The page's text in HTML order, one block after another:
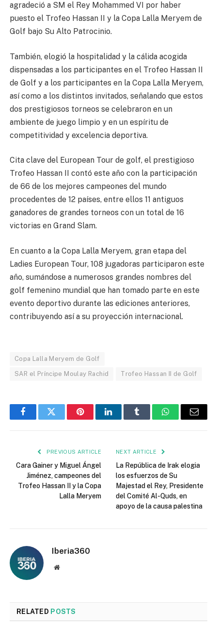
agradeció a SM el Rey Mohammed VI por haber
puesto el Trofeo Hassan II y la Copa Lalla Meryem de
Golf bajo Su Alto Patrocinio.
También, elogió la hospitalidad y la cálida acogida
dispensadas a los participantes en el Trofeo Hassan II
de Golf y a los participantes en la Copa Lalla Meryem,
así como a los distintos invitados, señalando que estos
dos prestigiosos torneos se celebraron en un
ambiente de juego limpio y en un espíritu de
competitividad y excelencia deportiva.
Cita clave del European Tour de golf, el prestigioso
Trofeo Hassan II contó este año con la participación
de 66 de los mejores campeones del mundo
procedentes de 12 países, entre ellos 11 antiguos
ganadores de grandes torneos con un total de 16
victorias en Grand Slam.
En cuanto a la Copa Lalla Meryem, gran etapa del
Ladies European Tour, 108 jugadoras participaron este
año, sumándose a numerosos grandes nombres del
golf femenino mundial que han tomado parte en este
evento deportivo durante las ediciones anteriores,
contribuyendo así a su proyección internacional.
Copa Lalla Meryem de Golf
SAR el Príncipe Moulay Rachid Trofeo Hassan II de Golf
FacebookTwitter PinterestLinkedInTumblr WhatsAppEmail
PREVIOUS ARTICLE
Cara Gainer y Miguel Ángel
Jiménez, campeones del
Trofeo Hassan II y la Copa
Lalla Meryem
NEXT ARTICLE
La República de Irak elogia
los esfuerzos de Su
Majestad el Rey, Presidente
del Comité Al-Quds, en
apoyo de la causa palestina
Iberia360
Website
RELATED POSTS